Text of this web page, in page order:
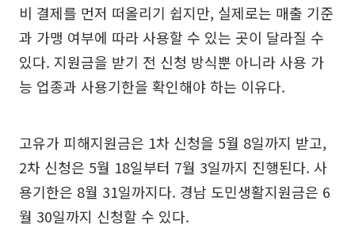
비 결제를 먼저 떠올리기 쉽지만, 실제로는 매출 기준
과 가맹 여부에 따라 사용할 수 있는 곳이 달라질 수
있다. 지원금을 받기 전 신청 방식뿐 아니라 사용 가
능 업종과 사용기한을 확인해야 하는 이유다.
고유가 피해지원금은 1차 신청을 5월 8일까지 받고,
2차 신청은 5월 18일부터 7월 3일까지 진행된다. 사
용기한은 8월 31일까지다. 경남 도민생활지원금은 6
월 30일까지 신청할 수 있다.